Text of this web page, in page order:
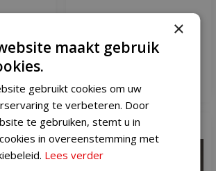
Meer informatie
×
maakt gebruik
gebruikt cookies om uw
te verbeteren. Door
te gebruiken, stemt u in
in overeenstemming met
Lees verder